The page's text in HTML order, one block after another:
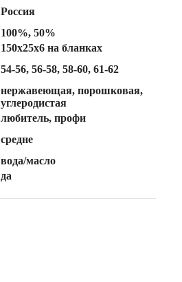
Россия
100%, 50%
150х25х6 на бланках
54-56, 56-58, 58-60, 61-62
нержавеющая, порошковая,
углеродистая
любитель, профи
средне
вода/масло
да